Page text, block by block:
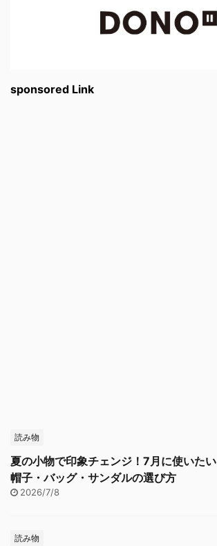
sponsored Link
読み物
夏の小物で印象チェンジ！7月に使いたい
帽子・バッグ・サンダルの選び方
2026/7/8
読み物